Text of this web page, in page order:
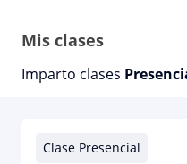
Mis clases
Imparto clases
Clase Presencial